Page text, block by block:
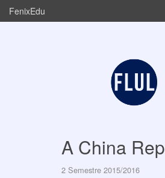
FenixEdu
A China
2 Semestre 2015/2016